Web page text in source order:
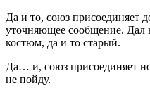
Да и то, союз присоединяет
уточняющее сообщение. Дал
костюм, да и то старый.
Да… и, союз присоединяет
не пойду.